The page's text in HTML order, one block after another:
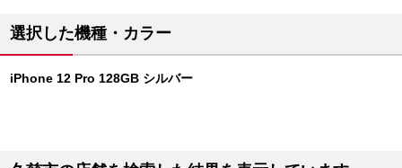
選択した機種・カラー
iPhone 12 Pro 128GB シルバー